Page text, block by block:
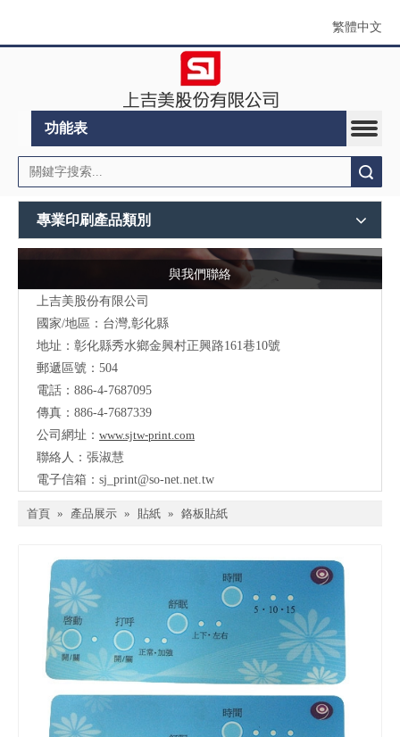
繁體中文
功能表
專業印刷產品類別
與我們聯絡
上吉美股份有限公司
國家/地區：台灣,彰化縣
地址：彰化縣秀水鄉金興村正興路161巷10號
郵遞區號：504
電話：886-4-7687095
傳真：886-4-7687339
公司網址： www.sjtw-print.com
聯絡人：張淑慧
電子信箱： sj_print@so-net.net.tw
首頁 » 產品展示 » 貼紙 » 鉻板貼紙